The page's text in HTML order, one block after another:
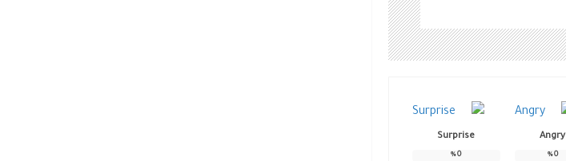
Angry
0
%
Surprise
0
%